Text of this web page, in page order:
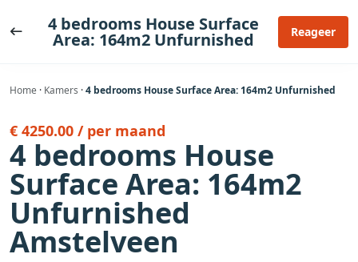
naar
4 bedrooms House Surface
Area: 164m2 Unfurnished Reageer
Home · Kamers ·4 bedrooms House Surface Area: 164m2 Unfurnished
€ 4250.00 / per maand
4 bedrooms House
Surface Area: 164m2
Unfurnished
Amstelveen